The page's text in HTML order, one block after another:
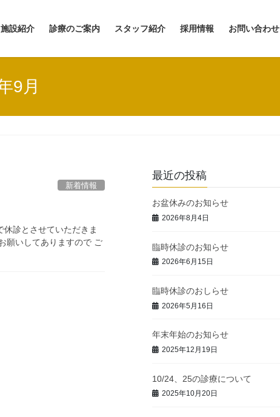
施設紹介 診療のご案内 スタッフ紹介 採用情報 お問い合わせ
9月
新着情報
診とさせていただきま
願いしてありますので ご
最近の投稿
お盆休みのお知らせ
2026年8月4日
臨時休診のお知らせ
2026年6月15日
臨時休診のおしらせ
2026年5月16日
年末年始のお知らせ
2025年12月19日
10/24、25の診療について
2025年10月20日